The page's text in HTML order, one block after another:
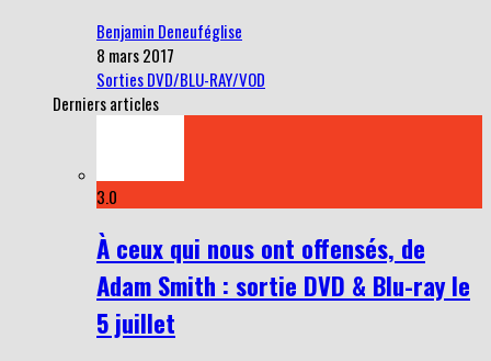
Benjamin Deneuféglise
8 mars 2017
Sorties DVD/BLU-RAY/VOD
Derniers articles
3.0
À ceux qui nous ont offensés, de
Adam Smith : sortie DVD & Blu-ray le
5 juillet